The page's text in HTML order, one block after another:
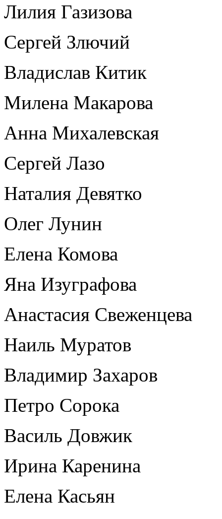
Лилия Газизова
Сергей Злючий
Владислав Китик
Милена Макарова
Анна Михалевская
Сергей Лазо
Наталия Девятко
Олег Лунин
Елена Комова
Яна Изуграфова
Анастасия Свеженцева
Наиль Муратов
Владимир Захаров
Петро Сорока
Василь Довжик
Ирина Каренина
Елена Касьян